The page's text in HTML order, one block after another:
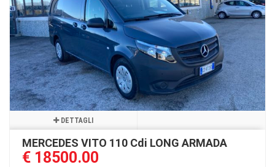
DETTAGLI
MERCEDES VITO 110 Cdi LONG ARMADA
€ 18500.00